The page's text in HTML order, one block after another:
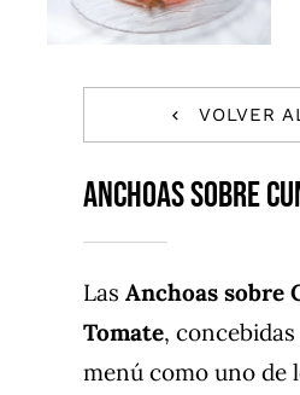
VOLVER
ANCHOAS SOBRE
Las Anchoas sobre
Tomate,
menú como uno de